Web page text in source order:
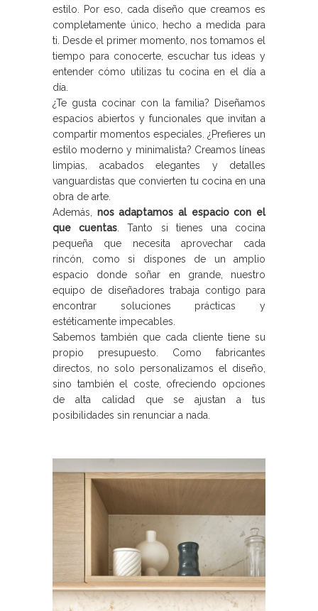
estilo. Por eso, cada diseño que creamos es
completamente único, hecho a medida para
ti. Desde el primer momento, nos tomamos el
tiempo para conocerte, escuchar tus ideas y
entender cómo utilizas tu cocina en el día a
día.
¿Te gusta cocinar con la familia? Diseñamos
espacios abiertos y funcionales que invitan a
compartir momentos especiales. ¿Prefieres un
estilo moderno y minimalista? Creamos líneas
limpias, acabados elegantes y detalles
vanguardistas que convierten tu cocina en una
obra de arte.
Además, nos adaptamos al espacio con el
que cuentas . Tanto si tienes una cocina
pequeña que necesita aprovechar cada
rincón, como si dispones de un amplio
espacio donde soñar en grande, nuestro
equipo de diseñadores trabaja contigo para
encontrar soluciones prácticas y
estéticamente impecables.
Sabemos también que cada cliente tiene su
propio presupuesto. Como fabricantes
directos, no solo personalizamos el diseño,
sino también el coste, ofreciendo opciones
de alta calidad que se ajustan a tus
posibilidades sin renunciar a nada.